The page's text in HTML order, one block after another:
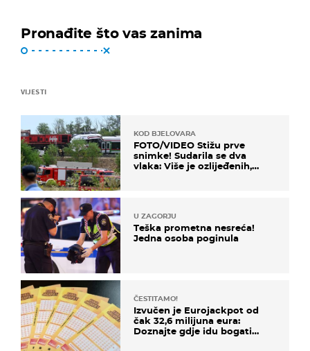
Pronađite što vas zanima
VIJESTI
KOD BJELOVARA
FOTO/VIDEO Stižu prve
snimke! Sudarila se dva
vlaka: Više je ozlijeđenih,
U ZAGORJU
Teška prometna nesreća!
Jedna osoba poginula
ČESTITAMO!
Izvučen je Eurojackpot od
čak 32,6 milijuna eura:
Doznajte gdje idu bogati